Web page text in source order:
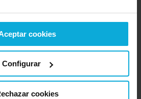
cookies
Configurar
cookies
08/2023
2
2